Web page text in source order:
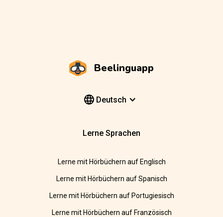
Beelinguapp
Deutsch
Lerne Sprachen
Lerne mit Hörbüchern auf Englisch
Lerne mit Hörbüchern auf Spanisch
Lerne mit Hörbüchern auf Portugiesisch
Lerne mit Hörbüchern auf Französisch